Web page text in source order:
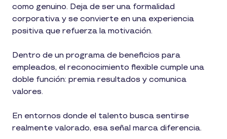
como genuino. Deja de ser una formalidad
corporativa y se convierte en una experiencia
positiva que refuerza la motivación.
Dentro de un programa de beneficios para
empleados, el reconocimiento flexible cumple una
doble función: premia resultados y comunica
valores.
En entornos donde el talento busca sentirse
realmente valorado, esa señal marca diferencia.